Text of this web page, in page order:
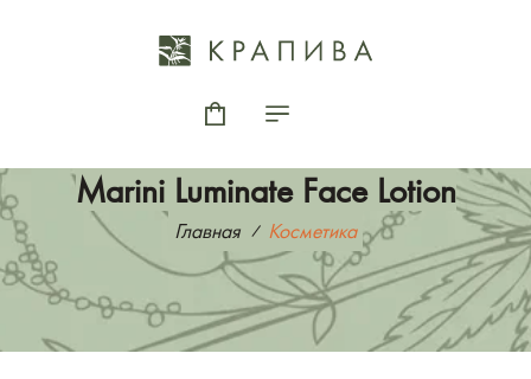
Marini Luminate Face Lotion
Главная Косметика